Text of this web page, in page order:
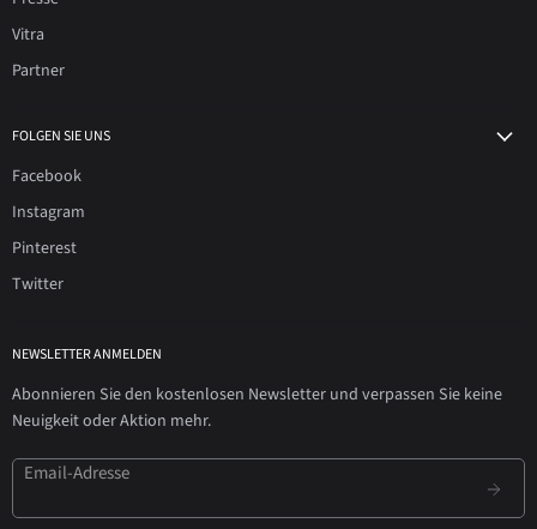
Vitra
Partner
FOLGEN SIE UNS
Facebook
Instagram
Pinterest
Twitter
NEWSLETTER ANMELDEN
Abonnieren Sie den kostenlosen Newsletter und verpassen Sie keine
Neuigkeit oder Aktion mehr.
Email-Adresse